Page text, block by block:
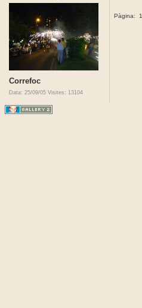
Correfoc
Data: 25/09/05 Visites: 13104
Pàgina: 1